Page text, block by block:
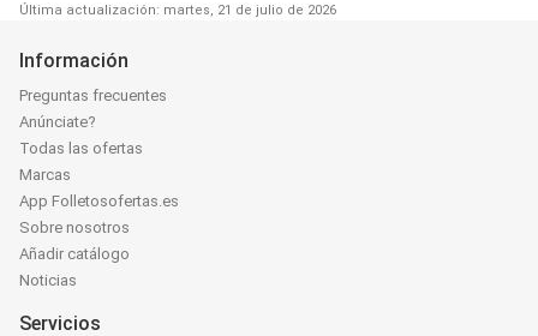
Última actualización: martes, 21 de julio de 2026
Información
Preguntas frecuentes
Anúnciate?
Todas las ofertas
Marcas
App Folletosofertas.es
Sobre nosotros
Añadir catálogo
Noticias
Servicios